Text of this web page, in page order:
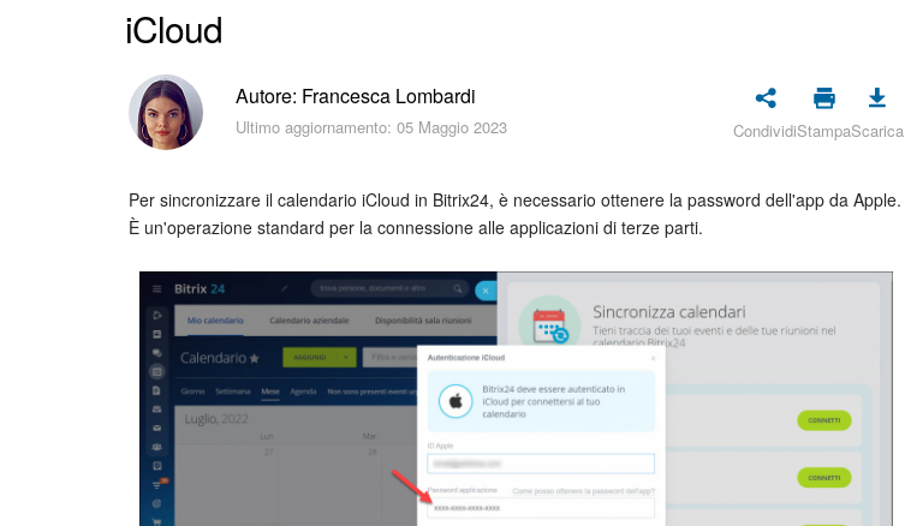
iCloud
Autore: Francesca Lombardi
Ultimo aggiornamento: 05 Maggio 2023 CondividiStampaScarica
Per sincronizzare il calendario iCloud in Bitrix24, è necessario ottenere la password dell'app da Apple.
È un'operazione standard per la connessione alle applicazioni di terze parti.